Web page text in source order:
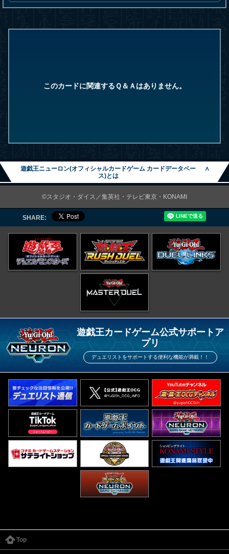
このカードに関連するＱ＆Ａはありません。
遊戯王ニューロン(オフィシャルカードゲーム カードデータベー
ス)とは
∧
©スタジオ・ダイス／集英社・テレビ東京・KONAMI
SHARE:
遊戯王カードゲーム公式サポートア
プリ
デュエリストをサポートする便利な機能が満載！！
Top